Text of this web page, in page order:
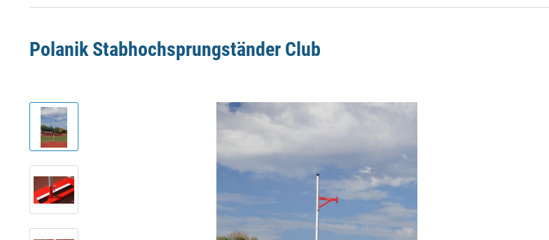
Polanik Stabhochsprungständer Club